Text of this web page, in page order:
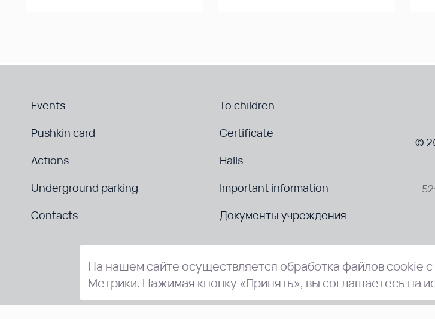
Events
To children
Pushkin card
Certificate
Actions
Halls
Underground parking
Important information
Contacts
Документы учреждения
©
На нашем сайте осуществляется обработка файлов cookie
Метрики. Нажимая кнопку «Принять», вы соглашаетесь на